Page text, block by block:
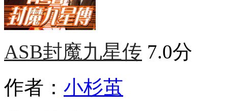
ASB封魔九星传 7.0分
作者： 小杉茧